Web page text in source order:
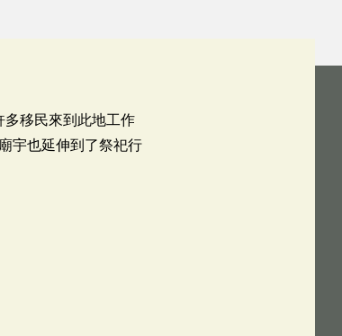
移民來到此地工作
宇也延伸到了祭祀行